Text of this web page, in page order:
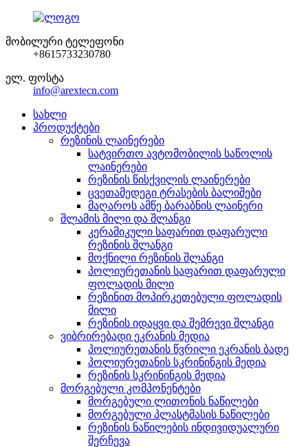
მობილური ტელეფონი
+8615733230780
ელ. ფოსტა
info@arextecn.com
სახლი
პროდუქტები
რეზინის ლაინერები
სატვირთო ავტომობილის საწოლის
ლაინერები
რეზინის წისქვილის ლაინერები
ცვეთამედეგი ტრასების ბალიშები
მაღაროს ამწე ბარაბნის ლაინერი
შლამის მილი და შლანგი
კერამიკული საფარით დაფარული
რეზინის შლანგი
მოქნილი რეზინის შლანგი
პოლიურეთანის საფარით დაფარული
ფოლადის მილი
რეზინით მოპირკეთებული ფოლადის
მილი
რეზინის იდაყვი და შემრევი შლანგი
ვიბრირებადი ეკრანის მედია
პოლიურეთანის წვრილი ეკრანის ბადე
პოლიურეთანის სკრინინგის მედია
რეზინის სკრინინგის მედია
მორგებული კომპონენტები
მორგებული ლითონის ნაწილები
მორგებული პლასტმასის ნაწილები
რეზინის ნაწილების ინდივიდუალური
შერჩევა